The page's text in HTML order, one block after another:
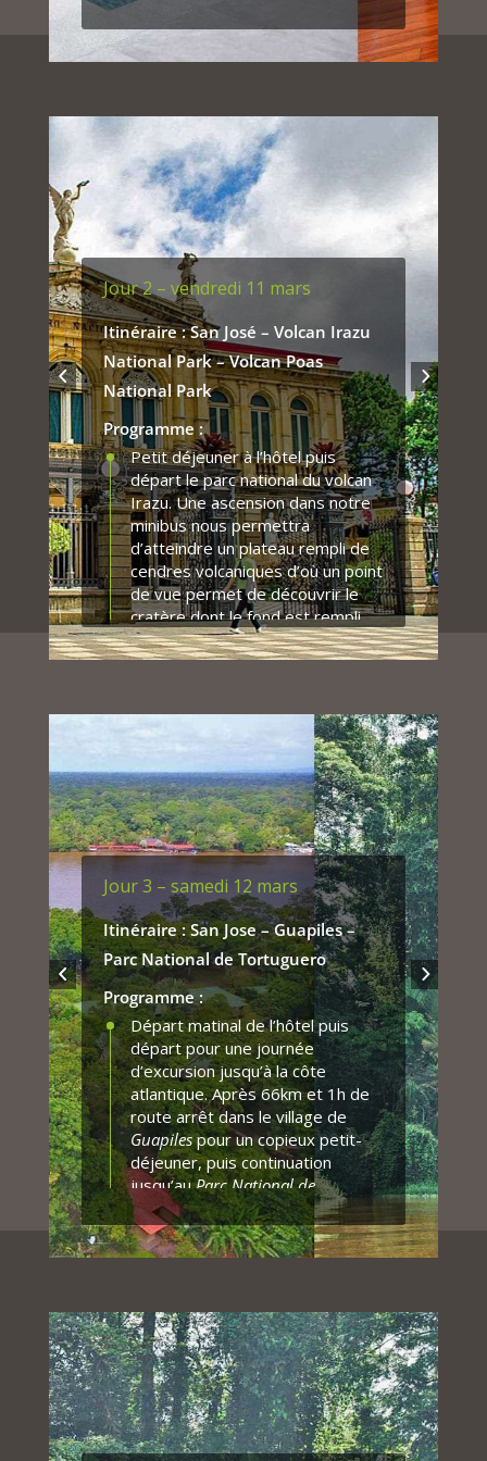
vue à couper le souffle. Vaste
terrasse avec piscine.
Jour 2 – vendredi 11 mars
Itinéraire : San José – Volcan Irazu
National Park – Volcan Poas
National Park
Programme :
Petit déjeuner à l’hôtel puis
départ le parc national du volcan
Irazu. Une ascension dans notre
minibus nous permettra
d’atteindre un plateau rempli de
cendres volcaniques d’où un point
de vue permet de découvrir le
cratère dont le fond est rempli
par un lac d’acide (par beau
temps).
traversant San Jose et en
découvrant la charmante
commune bourgade d’Alajuelaet
sa belle église espagnole et
remontée de l’autre côté de la
vallée centrale jusqu’aux
contreforts du volcan Poas, dont
la dernière éruption remonte à
2017.
Tant les deux volcans Irazu que
Poas sont extrêmement
surveillés car très proche de la
capitale.
Déjeuner dans un restaurant
typique en redescendant du Poas
puis retour à l’hôtel posada.
Jour 3 – samedi 12 mars
Itinéraire : San Jose – Guapiles –
Parc National de Tortuguero
Programme :
Départ matinal de l’hôtel puis
départ pour une journée
d’excursion jusqu’à la côte
atlantique. Après 66km et 1h de
route arrêt dans le village de
Guapilespour un copieux petit-
déjeuner, puis continuation
jusqu’auParc National de
Tortuguero.
Arrivée en bordure du parc
national, une pirogue vient nous
de laPavonaet nous emmène au
cœur de la réserve naturelle.
Tortuguero, situé entre rivière,
forêts de mangrove et la côte
atlantique est un écosystème
humide de type amazonien et est
un véritable sanctuaire pour la vie